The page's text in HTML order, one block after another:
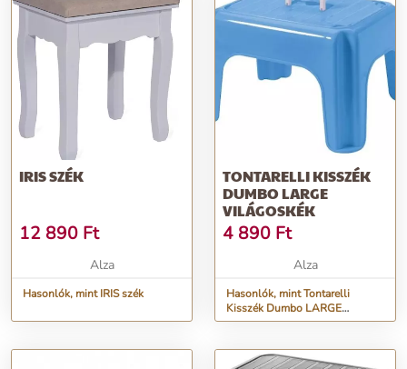
IRIS SZÉK
12 890 Ft
Alza
Hasonlók, mint IRIS szék
TONTARELLI KISSZÉK
DUMBO LARGE
VILÁGOSKÉK
4 890 Ft
Alza
Hasonlók, mint Tontarelli
Kisszék Dumbo LARGE
világoskék